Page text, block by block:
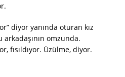
diyor yanında oturan kız
omzunda.
fısıldıyor. Üzülme, diyor.